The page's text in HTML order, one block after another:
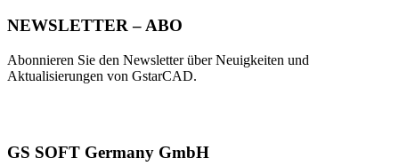
NEWSLETTER – ABO
Abonnieren Sie den Newsletter über Neuigkeiten und
Aktualisierungen von GstarCAD.
GS SOFT Germany GmbH